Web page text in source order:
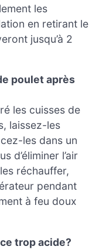
les
en retirant le
jusqu’à 2
poulet après
les cuisses de
laissez-les
les dans un
d’éliminer l’air
réchauffer,
pendant
à feu doux
trop acide?